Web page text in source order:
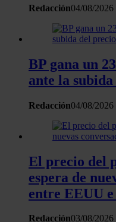
nuestros partners de
web, quienes pueden
que les haya
Redacción04/08/2026
BP gana un
ante la
Redacción04/08/2026
El precio del
espera de
entre EEUU
Redacción03/08/2026